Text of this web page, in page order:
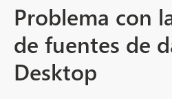
Problema con
de fuentes de
Desktop